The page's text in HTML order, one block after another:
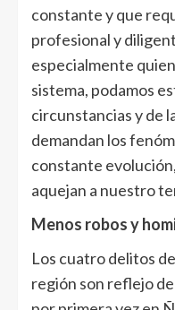
constante y que
profesional y
especialmente
sistema, podamos
circunstancias y de
demandan los
constante
aquejan a nuestro
Menos robos y
Los cuatro delitos
región son reflejo